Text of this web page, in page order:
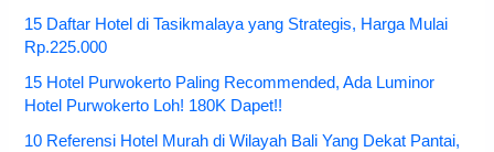
15 Daftar Hotel di Tasikmalaya yang Strategis, Harga Mulai
Rp.225.000
15 Hotel Purwokerto Paling Recommended, Ada Luminor
Hotel Purwokerto Loh! 180K Dapet!!
10 Referensi Hotel Murah di Wilayah Bali Yang Dekat Pantai,